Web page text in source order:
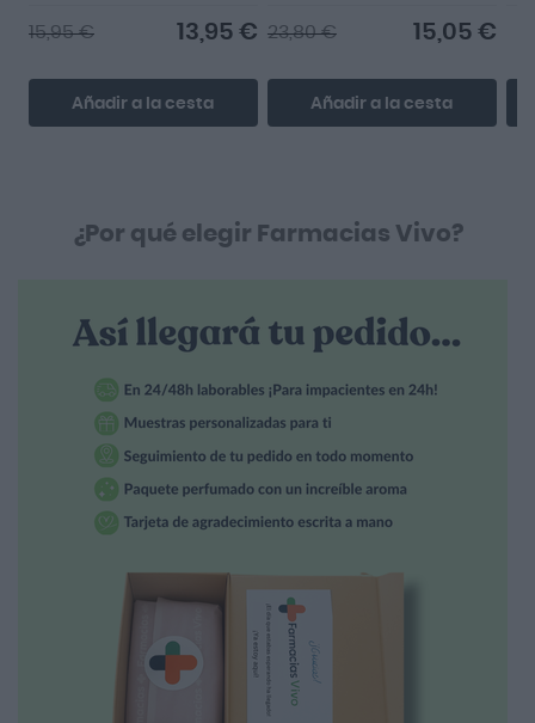
13,95 €
15,95 €
Añadir a la cesta
15,05 €
23,80 €
Añadir a la cesta
¿Por qué elegir Farmacias Vivo?